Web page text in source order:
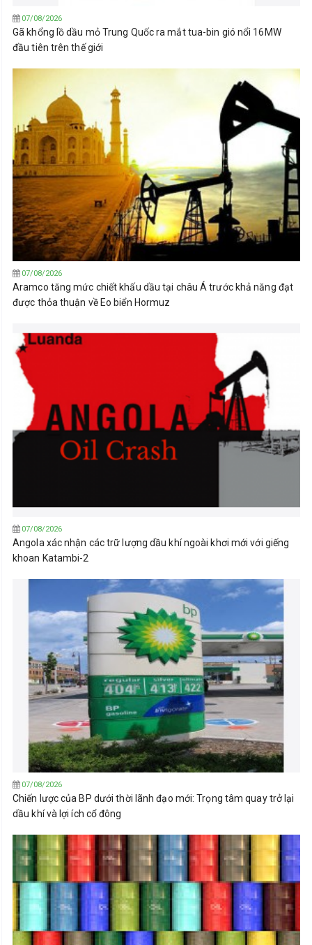
07/08/2026
Gã khổng lồ dầu mỏ Trung Quốc ra mắt tua-bin gió nổi 16MW
đầu tiên trên thế giới
07/08/2026
Aramco tăng mức chiết khấu dầu tại châu Á trước khả năng đạt
được thỏa thuận về Eo biển Hormuz
07/08/2026
Angola xác nhận các trữ lượng dầu khí ngoài khơi mới với giếng
khoan Katambi-2
07/08/2026
Chiến lược của BP dưới thời lãnh đạo mới: Trọng tâm quay trở lại
dầu khí và lợi ích cổ đông